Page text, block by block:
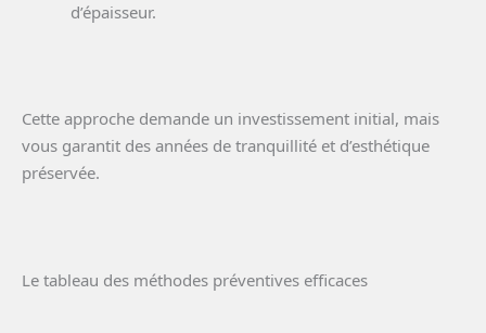
d’épaisseur.
Cette approche demande un investissement initial, mais
vous garantit des années de tranquillité et d’esthétique
préservée.
Le tableau des méthodes préventives efficaces